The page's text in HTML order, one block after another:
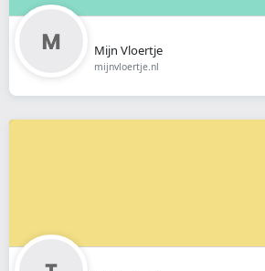
Mijn Vloertje
mijnvloertje.nl